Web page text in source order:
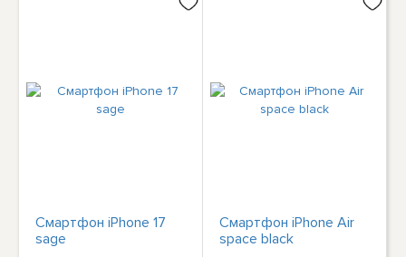
Смартфон iPhone 17
sage
Смартфон iPhone Air
space black